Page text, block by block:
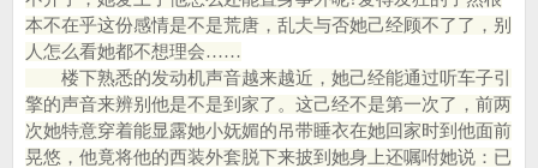
本不在乎这份感情是不是荒唐，乱仧与否她己经顾不了了，别
人怎么看她都不想理会……
楼下熟悉的发动机声音越来越近，她己经能通过听车子引
擎的声音来辨别他是不是到家了。这己经不是第一次了，前两
次她特意穿着能显露她小妩媚的吊带睡衣在她回家时到他面前
晃悠，他竟将他的西装外套脱下来披到她身上还嘱咐她说：已